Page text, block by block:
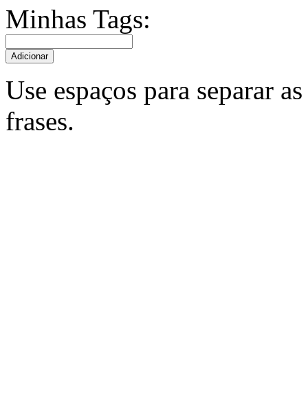
Minhas Tags:
Adicionar
Use espaços para separar
frases.